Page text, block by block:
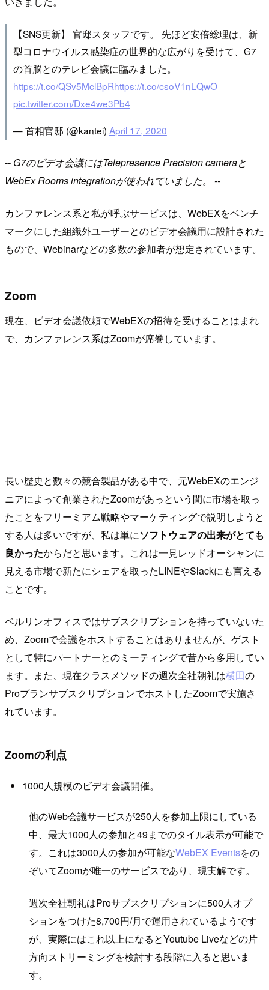
【SNS更新】 官邸スタッフです。 先ほど安倍総理は、新
型コロナウイルス感染症の世界的な広がりを受けて、G7
の首脳とのテレビ会議に臨みました。
https://t.co/QSv5MclBpRhttps://t.co/csoV1nLQwO
pic.twitter.com/Dxe4we3Pb4
— 首相官邸 (@kantei) April 17, 2020
-- G7のビデオ会議にはTelepresence Precision cameraと
WebEx Rooms integrationが使われていました。 --
カンファレンス系と私が呼ぶサービスは、WebEXをベンチ
マークにした組織外ユーザーとのビデオ会議用に設計された
もので、Webinarなどの多数の参加者が想定されています。
Zoom
現在、ビデオ会議依頼でWebEXの招待を受けることはまれ
で、カンファレンス系はZoomが席巻しています。
長い歴史と数々の競合製品がある中で、元WebEXのエンジ
ニアによって創業されたZoomがあっという間に市場を取っ
たことをフリーミアム戦略やマーケティングで説明しようと
する人は多いですが、私は単にソフトウェアの出来がとても
良かったからだと思います。これは一見レッドオーシャンに
見える市場で新たにシェアを取ったLINEやSlackにも言える
ことです。
ベルリンオフィスではサブスクリプションを持っていないた
め、Zoomで会議をホストすることはありませんが、ゲスト
として特にパートナーとのミーティングで昔から多用してい
ます。また、現在クラスメソッドの週次全社朝礼は横田の
ProプランサブスクリプションでホストしたZoomで実施さ
れています。
Zoomの利点
1000人規模のビデオ会議開催。
他のWeb会議サービスが250人を参加上限にしている
中、最大1000人の参加と49までのタイル表示が可能で
す。これは3000人の参加が可能なWebEX Eventsをの
ぞいてZoomが唯一のサービスであり、現実解です。
週次全社朝礼はProサブスクリプションに500人オプ
ションをつけた8,700円/月で運用されているようです
が、実際にはこれ以上になるとYoutube Liveなどの片
方向ストリーミングを検討する段階に入ると思いま
す。